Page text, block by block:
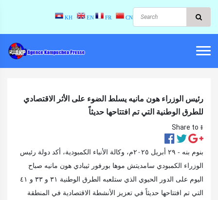
KH EN FR CN
رئيس الوزراء هون مانيه يسلط الضوء على الأثر الاقتصادي
للطرق الوطنية التي تم افتتاحها حديثاً
Share to ៖​
بنوم بنه - ٢٩ أبريل ٢٠٢٥م، وكالة الأنباء الكمبودية، أكد دولة رئيس
الوزراء الكمبودي سامديتش موها بورفور ثيبادي هون مانيه صباح
اليوم على الدور الحيوي الذي ستلعبه الطرق الوطنية ٣١ و ٣٣ و ٤١
التي تم افتتاحها حديثاً في تعزيز الأنشطة الاقتصادية في المنطقة